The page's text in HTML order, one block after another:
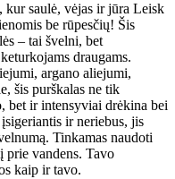
kur saulė, vėjas ir jūra Leisk
be rūpesčių! Šis
– tai švelni, bet
draugams.
argano aliejumi,
šis purškalas ne tik
bet ir intensyviai drėkina bei
ir neriebus, jis
Tinkamas naudoti
prie vandens. Tavo
kaip ir tavo.